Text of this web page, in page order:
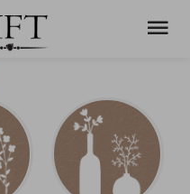
עגלת
שלך
ניקוי
הסל